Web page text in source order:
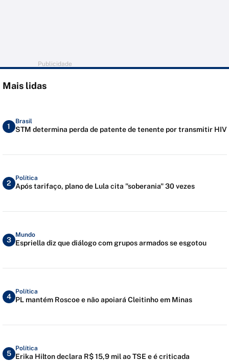
Publicidade
Mais lidas
1
Brasil
STM determina perda de patente de tenente por transmitir HIV
2
Política
Após tarifaço, plano de Lula cita "soberania" 30 vezes
3
Mundo
Espriella diz que diálogo com grupos armados se esgotou
4
Política
PL mantém Roscoe e não apoiará Cleitinho em Minas
5
Política
Erika Hilton declara R$ 15,9 mil ao TSE e é criticada